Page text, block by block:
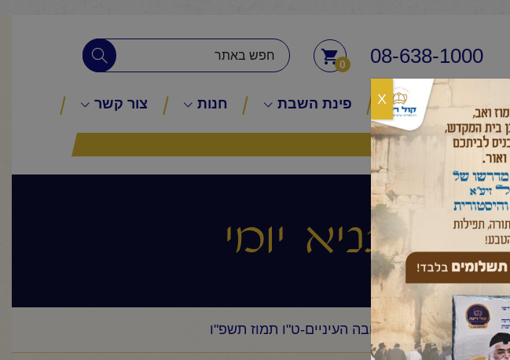
08-638-1000
0
שאלות ותשובות פינת השבת חנות צור קשר
היה שותף
ותניא יומי
שיעור תניא יומי ובגובה העיניים-ט"ו תמוז תשפ"ו
X